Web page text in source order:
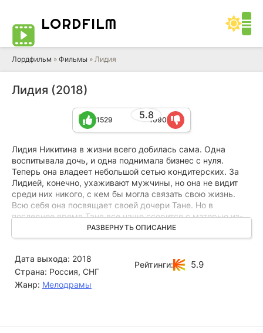
LORDFILM
Лордфильм » Фильмы » Лидия
Лидия (2018)
5.8
1529 1090
Лидия Никитина в жизни всего добилась сама. Одна
воспитывала дочь, и одна поднимала бизнес с нуля.
Теперь она владеет небольшой сетью кондитерских. За
Лидией, конечно, ухаживают мужчины, но она не видит
среди них никого, с кем бы могла связать свою жизнь.
Всю себя она посвящает своей дочери Тане. Но в
последнее время Таня все чаще ссорится с матерью из-
за своего мужа Артема, которого Лида считает
бездельником и разгильдяем. Он тоже надеется открыть
тещи. Внезапно при обследовании у Лиды обнаружилась
тяжелая болезнь…
РАЗВЕРНУТЬ ОПИСАНИЕ
Дата выхода: 2018
Страна: Россия, СНГ
Жанр: Мелодрамы
Рейтинги: 5.9